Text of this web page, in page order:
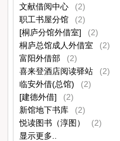
文献借阅中心
(2)
职工书屋分馆
(2)
[桐庐分馆外借室]
(2)
桐庐总馆成人外借室
(2)
富阳外借部
(2)
喜来登酒店阅读驿站
(2)
临安外借(总馆)
(2)
[建德外借]
(2)
新馆地下书库
(2)
悦读图书（淳图）
(2)
显示更多..